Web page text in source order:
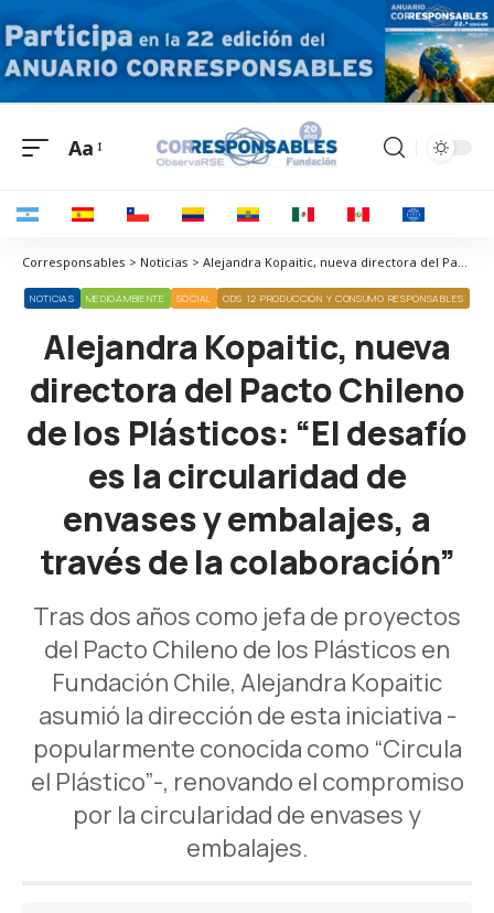
Aa
Corresponsables > Noticias > Alejandra Kopaitic, nueva directora del Pacto Chileno de los Plásticos: “El desafío es la circularidad de envases y embalajes, a través de la colaboración”
NOTICIAS MEDIOAMBIENTE SOCIAL ODS 12 PRODUCCIÓN Y CONSUMO RESPONSABLES
Alejandra Kopaitic, nueva
directora del Pacto Chileno
de los Plásticos: “El desafío
es la circularidad de
envases y embalajes, a
través de la colaboración”
Tras dos años como jefa de proyectos
del Pacto Chileno de los Plásticos en
Fundación Chile, Alejandra Kopaitic
asumió la dirección de esta iniciativa -
popularmente conocida como “Circula
el Plástico”-, renovando el compromiso
por la circularidad de envases y
embalajes.